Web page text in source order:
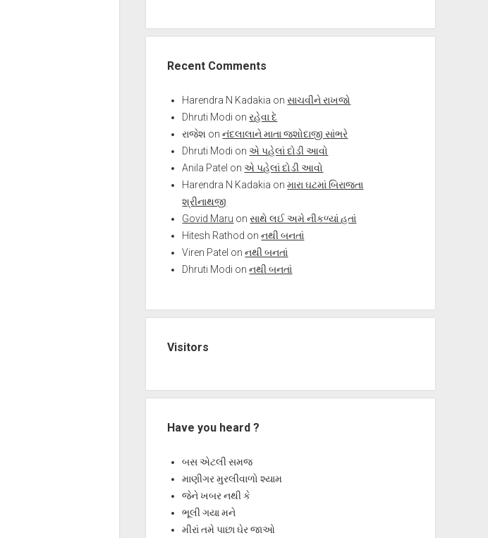
Recent Comments
Harendra N Kadakia onસાચવીને રાખજો
Dhruti Modi onરહેવા દે
રાજેશ onનંદલાલાને માતા જશોદાજી સાંભરે
Dhruti Modi onએ પહેલાં દોડી આવો
Anila Patel onએ પહેલાં દોડી આવો
Harendra N Kadakia onમારા ઘટમાં બિરાજતા
શ્રીનાથજી
Govid Maru onસાથે લઈ અમે નીકળ્યાં હતાં
Hitesh Rathod onનથી બનતાં
Viren Patel onનથી બનતાં
Dhruti Modi onનથી બનતાં
Visitors
Have you heard ?
બસ એટલી સમજ
માણીગર મુરલીવાળો શ્યામ
જેને ખબર નથી કે
ભૂલી ગયા મને
મીરાં તમે પાછા ઘેર જાઓ